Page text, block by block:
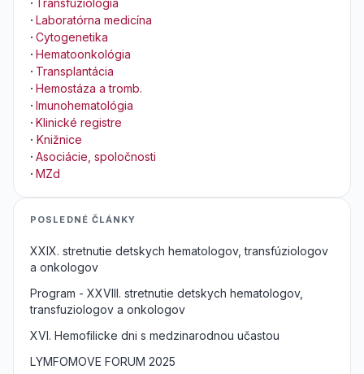
· Laboratórna medicína
· Cytogenetika
· Hematoonkológia
· Transplantácia
· Hemostáza a tromb.
· Imunohematológia
· Klinické registre
· Knižnice
· Asociácie, spoločnosti
· MZd
POSLEDNÉ ČLÁNKY
XXIX. stretnutie detskych hematologov, transfúziologov
a onkologov
Program - XXVIII. stretnutie detskych hematologov,
transfuziologov a onkologov
XVI. Hemofilicke dni s medzinarodnou učastou
LYMFOMOVE FORUM 2025